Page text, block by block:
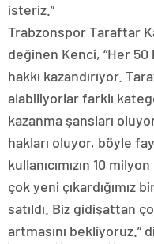
isteriz.”
Trabzonspor Taraftar
değinen Kenci, “Her
hakkı kazandırıyor.
alabiliyorlar farklı
kazanma şansları
hakları oluyor, böyle
kullanıcımızın 10
çok yeni çıkardığımız
satıldı. Biz gidişattan
artmasını bekliyoruz.”